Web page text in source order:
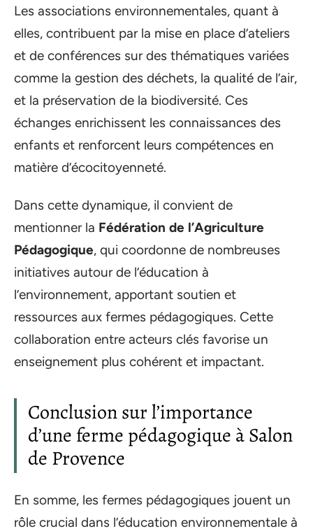
Les associations environnementales, quant à
elles, contribuent par la mise en place d’ateliers
et de conférences sur des thématiques variées
comme la gestion des déchets, la qualité de l’air,
et la préservation de la biodiversité. Ces
échanges enrichissent les connaissances des
enfants et renforcent leurs compétences en
matière d’écocitoyenneté.
Dans cette dynamique, il convient de
mentionner la Fédération de l’Agriculture
Pédagogique, qui coordonne de nombreuses
initiatives autour de l’éducation à
l’environnement, apportant soutien et
ressources aux fermes pédagogiques. Cette
collaboration entre acteurs clés favorise un
enseignement plus cohérent et impactant.
Conclusion sur l’importance
d’une ferme pédagogique à Salon
de Provence
En somme, les fermes pédagogiques jouent un
rôle crucial dans l’éducation environnementale à